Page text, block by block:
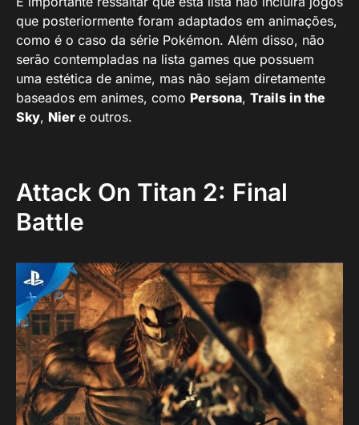
que posteriormente foram adaptados em animações,
como é o caso da série Pokémon. Além disso, não
serão contempladas na lista games que possuem
uma estética de anime, mas não sejam diretamente
baseados em animes, como Persona, Trails in the
Sky, Nier e outros.
Attack On Titan 2: Final
Battle